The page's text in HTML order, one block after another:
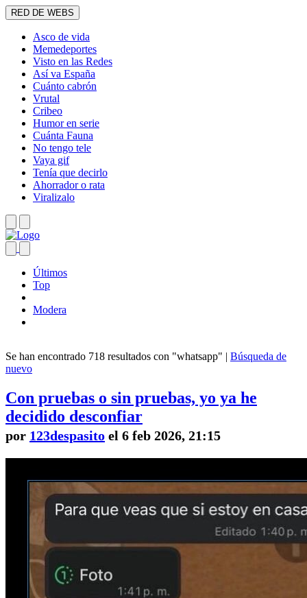
RED DE WEBS
Asco de vida
Memedeportes
Visto en las Redes
Así va España
Cuánto cabrón
Vrutal
Cribeo
Humor en serie
Cuánta Fauna
No tengo tele
Vaya gif
Tenía que decirlo
Ahorrador o rata
Viralizalo
Últimos
Top
Modera
Se han encontrado 718 resultados con "whatsapp" | Búsqueda de
nuevo
Con pruebas o sin pruebas, yo ya he
decidido desconfiar
por 123despasito el 6 feb 2026, 21:15